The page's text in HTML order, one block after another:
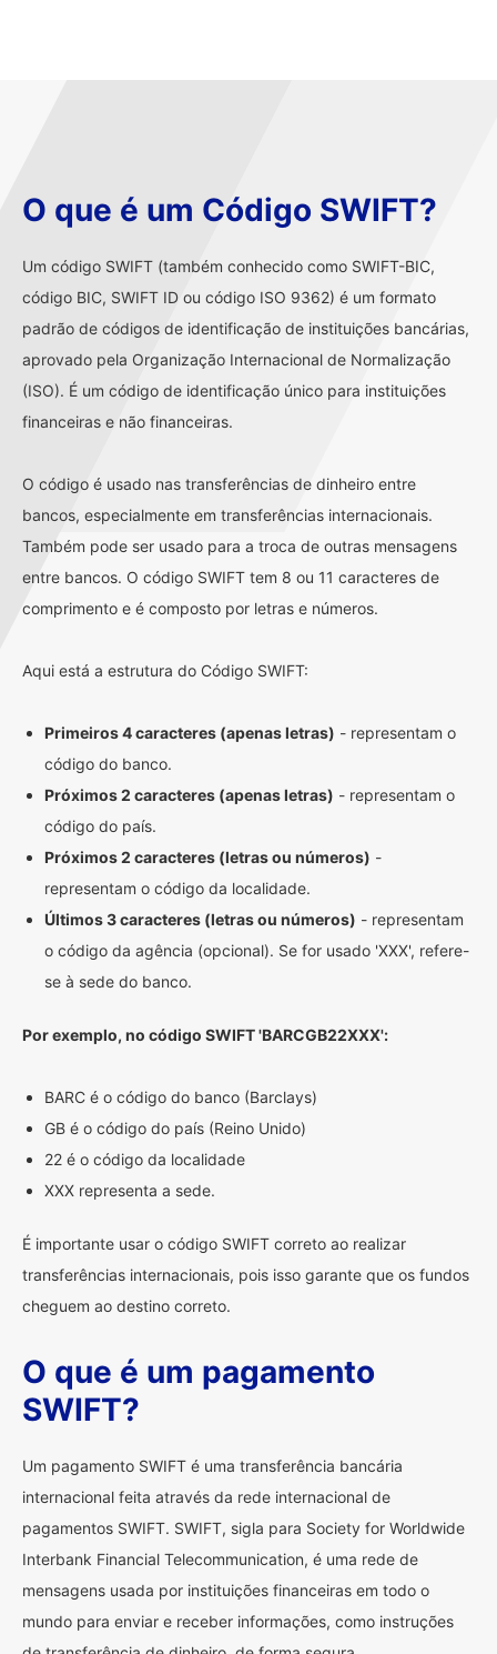
O que é um Código SWIFT?
Um código SWIFT (também conhecido como SWIFT-BIC,
código BIC, SWIFT ID ou código ISO 9362) é um formato
padrão de códigos de identificação de instituições bancárias,
aprovado pela Organização Internacional de Normalização
(ISO). É um código de identificação único para instituições
financeiras e não financeiras.
O código é usado nas transferências de dinheiro entre
bancos, especialmente em transferências internacionais.
Também pode ser usado para a troca de outras mensagens
entre bancos. O código SWIFT tem 8 ou 11 caracteres de
comprimento e é composto por letras e números.
Aqui está a estrutura do Código SWIFT:
Primeiros 4 caracteres (apenas letras) - representam o
código do banco.
Próximos 2 caracteres (apenas letras) - representam o
código do país.
Próximos 2 caracteres (letras ou números) -
representam o código da localidade.
Últimos 3 caracteres (letras ou números) - representam
o código da agência (opcional). Se for usado 'XXX', refere-
se à sede do banco.
Por exemplo, no código SWIFT 'BARCGB22XXX':
BARC é o código do banco (Barclays)
GB é o código do país (Reino Unido)
22 é o código da localidade
XXX representa a sede.
É importante usar o código SWIFT correto ao realizar
transferências internacionais, pois isso garante que os fundos
cheguem ao destino correto.
O que é um pagamento
SWIFT?
Um pagamento SWIFT é uma transferência bancária
internacional feita através da rede internacional de
pagamentos SWIFT. SWIFT, sigla para Society for Worldwide
Interbank Financial Telecommunication, é uma rede de
mensagens usada por instituições financeiras em todo o
mundo para enviar e receber informações, como instruções